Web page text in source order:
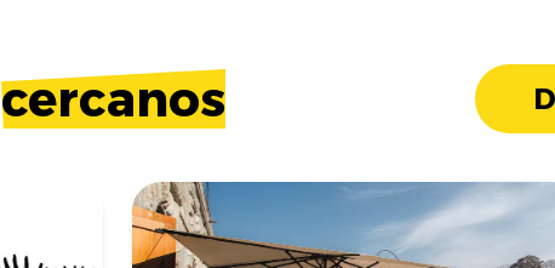
cercanos